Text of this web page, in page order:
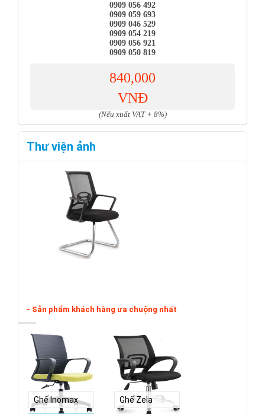
0909 056 492
0909 059 693
0909 046 529
0909 054 219
0909 056 921
0909 050 819
840,000
VNĐ
(Nếu xuất VAT + 8%)
Thư viện ảnh
- Sản phẩm khách hàng ưa chuộng nhất
Ghế Inomax Ghế Zela